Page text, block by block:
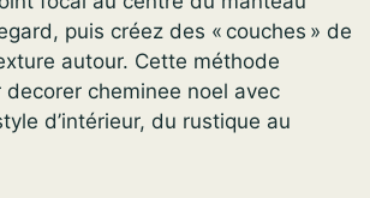
puis créez des « couches » de
autour. Cette méthode
cheminee noel avec
d’intérieur, du rustique au